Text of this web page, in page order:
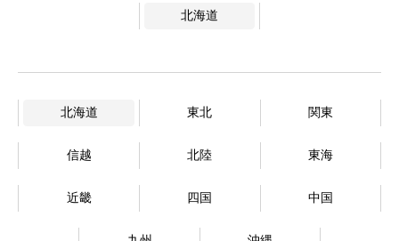
北海道
北海道 東北 関東
信越 北陸 東海
近畿 四国 中国